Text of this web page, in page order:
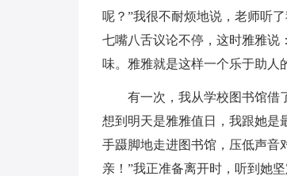
呢？”我很不耐烦地说，老师听
七嘴八舌议论不停，这时雅雅说
味。雅雅就是这样一个乐于助人
有一次，我从学校图书馆借
想到明天是雅雅值日，我跟她是
手蹑脚地走进图书馆，压低声音
亲！”我正准备离开时，听到她